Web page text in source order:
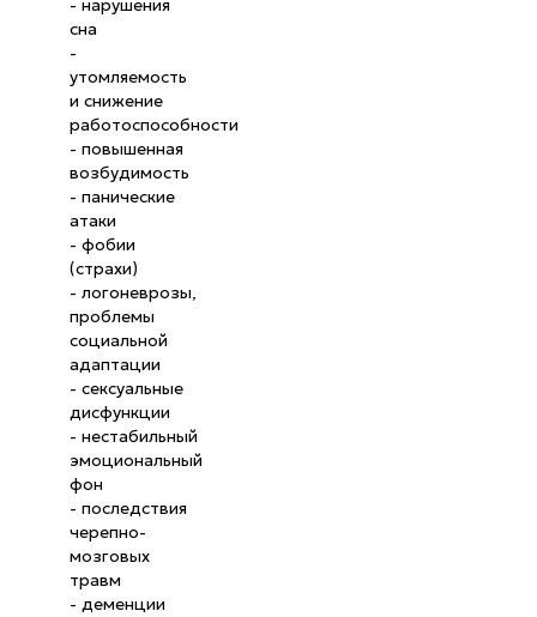
- нарушения
сна
-
утомляемость
и снижение
работоспособности
- повышенная
возбудимость
- панические
атаки
- фобии
(страхи)
- логоневрозы,
проблемы
социальной
адаптации
- сексуальные
дисфункции
- нестабильный
эмоциональный
фон
- последствия
черепно-
мозговых
травм
- деменции